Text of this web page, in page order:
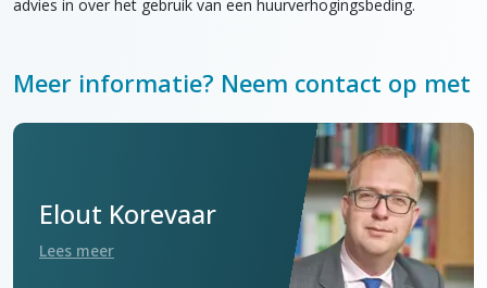
advies in over het gebruik van een huurverhogingsbeding.
Meer informatie? Neem contact op met
Elout Korevaar
Lees meer